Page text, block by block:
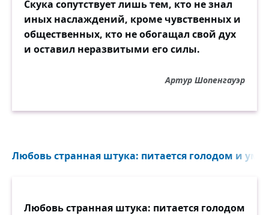
Скука сопутствует лишь тем, кто не знал
иных наслаждений, кроме чувственных и
общественных, кто не обогащал свой дух
и оставил неразвитыми его силы.
Артур Шопенгауэр
Любовь странная штука: питается голодом и
Любовь странная штука: питается голодом